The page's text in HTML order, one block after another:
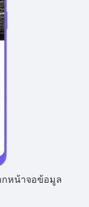
กหน้าจอข้อมูล